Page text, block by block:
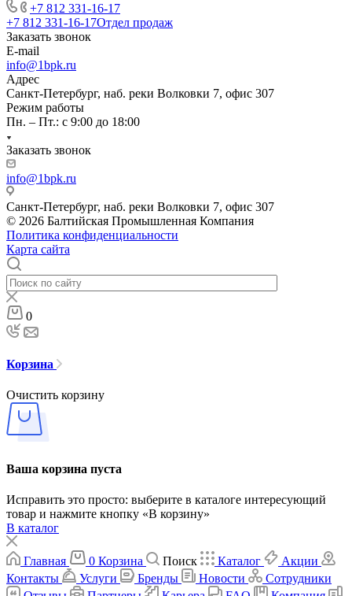
+7 812 331-16-17
+7 812 331-16-17Отдел продаж
Заказать звонок
E-mail
info@1bpk.ru
Адрес
Санкт-Петербург, наб. реки Волковки 7, офис 307
Режим работы
Пн. – Пт.: с 9:00 до 18:00
Заказать звонок
info@1bpk.ru
Санкт-Петербург, наб. реки Волковки 7, офис 307
© 2026 Балтийская Промышленная Компания
Политика конфиденциальности
Карта сайта
0
Корзина
Очистить корзину
Ваша корзина пуста
Исправить это просто: выберите в каталоге интересующий
товар и нажмите кнопку «В корзину»
В каталог
Главная 0 Корзина Поиск Каталог
Акции
Контакты
Услуги Бренды Новости
Сотрудники